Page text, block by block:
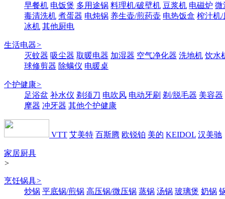
早餐机 电饭煲 多用途锅 料理机/破壁机 豆浆机 电磁炉 微
毒清洗机 煮蛋器 电炖锅 养生壶/煎药壶 电热饭盒 榨汁机/
冰机 其他厨电
生活电器>
灭蚊器 吸尘器 取暖电器 加湿器 空气净化器 洗地机 饮水
球修剪器 除螨仪 电暖桌
个护健康>
足浴盆 补水仪 剃须刀 电吹风 电动牙刷 剃/脱毛器 美容器
摩器 冲牙器 其他个护健康
VTT 艾美特 百斯腾 欧锐铂 美的 KEIDOL 汉美驰
家居厨具
>
烹饪锅具>
炒锅 平底锅/煎锅 高压锅/微压锅 蒸锅 汤锅 玻璃煲 奶锅